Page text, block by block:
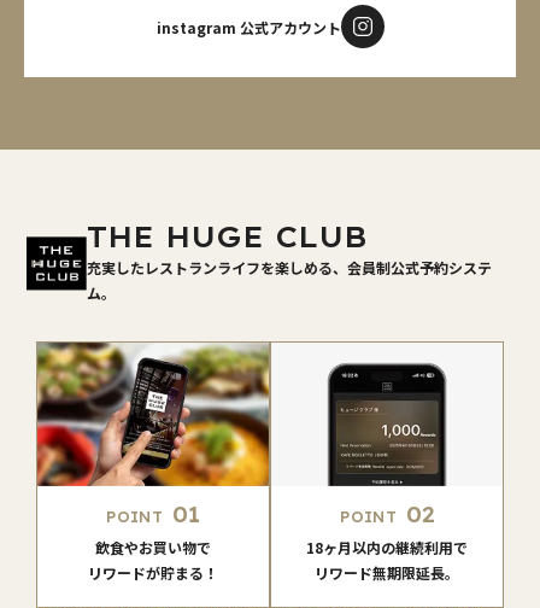
instagram 公式アカウント
THE HUGE CLUB
充実したレストランライフを楽しめる、会員制公式予約システ
ム。
POINT 01
飲食やお買い物で
リワードが貯まる！
POINT 02
18ヶ月以内の継続利用で
リワード無期限延長。